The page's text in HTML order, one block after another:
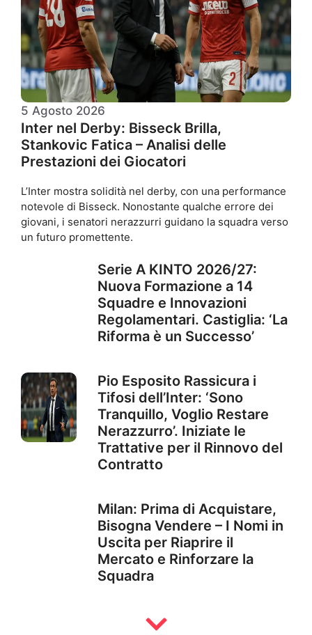
5 Agosto 2026
Inter nel Derby: Bisseck Brilla,
Stankovic Fatica – Analisi delle
Prestazioni dei Giocatori
L’Inter mostra solidità nel derby, con una performance
notevole di Bisseck. Nonostante qualche errore dei
giovani, i senatori nerazzurri guidano la squadra verso
un futuro promettente.
Serie A KINTO 2026/27:
Nuova Formazione a 14
Squadre e Innovazioni
Regolamentari. Castiglia: ‘La
Riforma è un Successo’
Pio Esposito Rassicura i
Tifosi dell’Inter: ‘Sono
Tranquillo, Voglio Restare
Nerazzurro’. Iniziate le
Trattative per il Rinnovo del
Contratto
Milan: Prima di Acquistare,
Bisogna Vendere – I Nomi in
Uscita per Riaprire il
Mercato e Rinforzare la
Squadra